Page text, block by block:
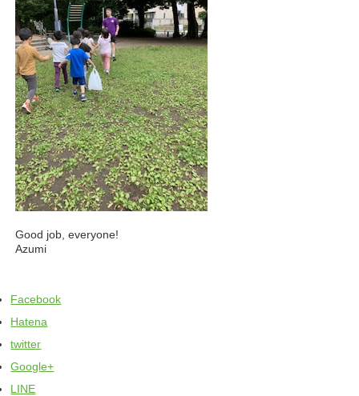
Good job, everyone!
Azumi
Facebook
Hatena
twitter
Google+
LINE